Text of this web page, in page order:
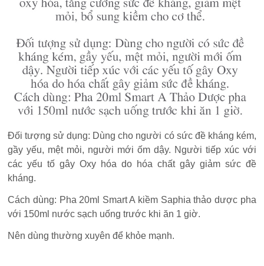
Đối tượng sử dụng: Dùng cho người có sức đề kháng kém,
gầy yếu, mệt mỏi, người mới ốm dậy. Người tiếp xúc với
các yếu tố gây Oxy hóa do hóa chất gây giảm sức đề
kháng.
Cách dùng: Pha 20ml Smart A kiềm Saphia thảo dược pha
với 150ml nước sạch uống trước khi ăn 1 giờ.
Nên dùng thường xuyên để khỏe mạnh.